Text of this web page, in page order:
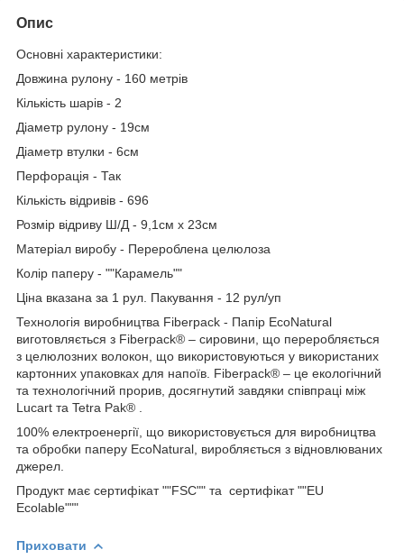
Опис
Основні характеристики:
Довжина рулону - 160 метрів
Кількість шарів - 2
Діаметр рулону - 19см
Діаметр втулки - 6см
Перфорація - Так
Кількість відривів - 696
Розмір відриву Ш/Д - 9,1см х 23см
Матеріал виробу - Перероблена целюлоза
Колір паперу - ""Карамель""
Ціна вказана за 1 рул. Пакування - 12 рул/уп
Технологія виробництва Fiberpack - Папір EcoNatural
виготовляється з Fiberpack® – сировини, що переробляється
з целюлозних волокон, що використовуються у використаних
картонних упаковках для напоїв. Fiberpack® – це екологічний
та технологічний прорив, досягнутий завдяки співпраці між
Lucart та Tetra Pak® .
100% електроенергії, що використовується для виробництва
та обробки паперу EcoNatural, виробляється з відновлюваних
джерел.
Продукт має сертифікат ""FSC"" та сертифікат ""EU
Ecolable"""
Приховати